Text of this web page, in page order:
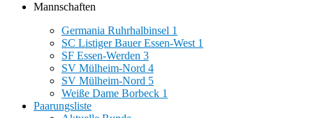
Mannschaften
Germania Ruhrhalbinsel 1
SC Listiger Bauer Essen-West 1
SF Essen-Werden 3
SV Mülheim-Nord 4
SV Mülheim-Nord 5
Weiße Dame Borbeck 1
Paarungsliste